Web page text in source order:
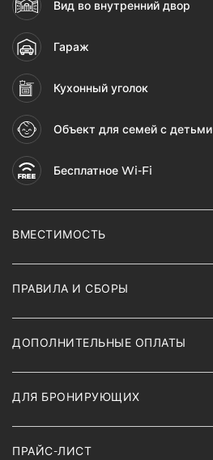
Вид во внутренний двор
Гараж
Кухонный уголок
Объект для семей с детьми
Бесплатное Wi-Fi
ВМЕСТИМОСТЬ
ПРАВИЛА И СБОРЫ
ДОПОЛНИТЕЛЬНЫЕ ОПЛАТЫ
ДЛЯ БРОНИРУЮЩИХ
ПРАЙС-ЛИСТ